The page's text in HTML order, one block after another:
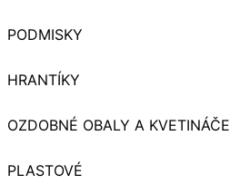
PODMISKY
HRANTÍKY
OZDOBNÉ OBALY A KVETINÁČE
PLASTOVÉ